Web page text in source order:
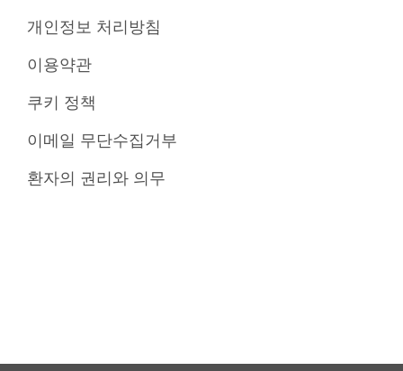
개인정보 처리방침
이용약관
쿠키 정책
이메일 무단수집거부
환자의 권리와 의무